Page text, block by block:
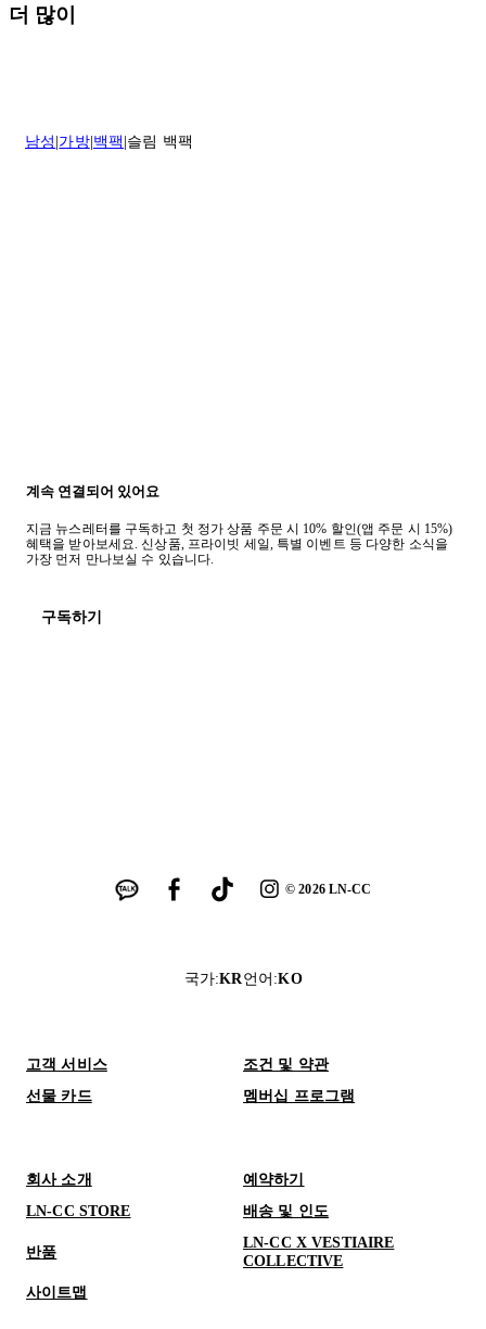
실 수 있습니다.
배송일로부터 영업일 기준 30일 이내에 접수된 반품에 대해서는 기꺼
이 환불해 드리겠습니다.반품 상품은 원래 상태를 유지하고 반드시
더 많이
남성 가방 백팩 슬림 백팩
계속 연결되어 있어요
지금 뉴스레터를 구독하고 첫 정가 상품 주문 시 10% 할인(앱 주문 시 15%)
혜택을 받아보세요. 신상품, 프라이빗 세일, 특별 이벤트 등 다양한 소식을
가장 먼저 만나보실 수 있습니다.
구독하기
©2026LN-CC
국가:KR언어 :KO
고객 서비스
조건 및 약관
선물 카드
멤버십 프로그램
회사 소개
예약하기
LN-CC STORE
배송 및 인도
반품
LN-CC X VESTIAIRE
COLLECTIVE
사이트맵